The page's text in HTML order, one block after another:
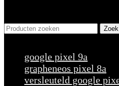
google pixel 9a
grapheneos pixel 8a
versleuteld google